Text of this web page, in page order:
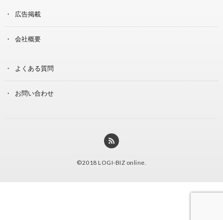
広告掲載
会社概要
よくある質問
お問い合わせ
©2018 LOGI-BIZ online